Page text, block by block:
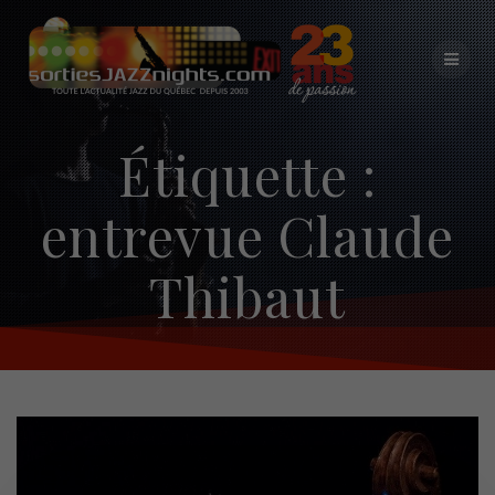
Skip
to
content
Étiquette :
entrevue Claude
Thibaut